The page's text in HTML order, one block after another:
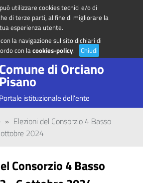
utilizzare cookies tecnici e/o di
di terze parti, al fine di migliorare la
tua esperienza utente.
la navigazione sul sito dichiari di
con lacookies-policy. Chiudi
Accedi ai servizi
Comune di Orciano
Pisano
Portale istituzionale dell'ente
» Elezioni del Consorzio 4 Basso
2024
Consorzio 4 Basso